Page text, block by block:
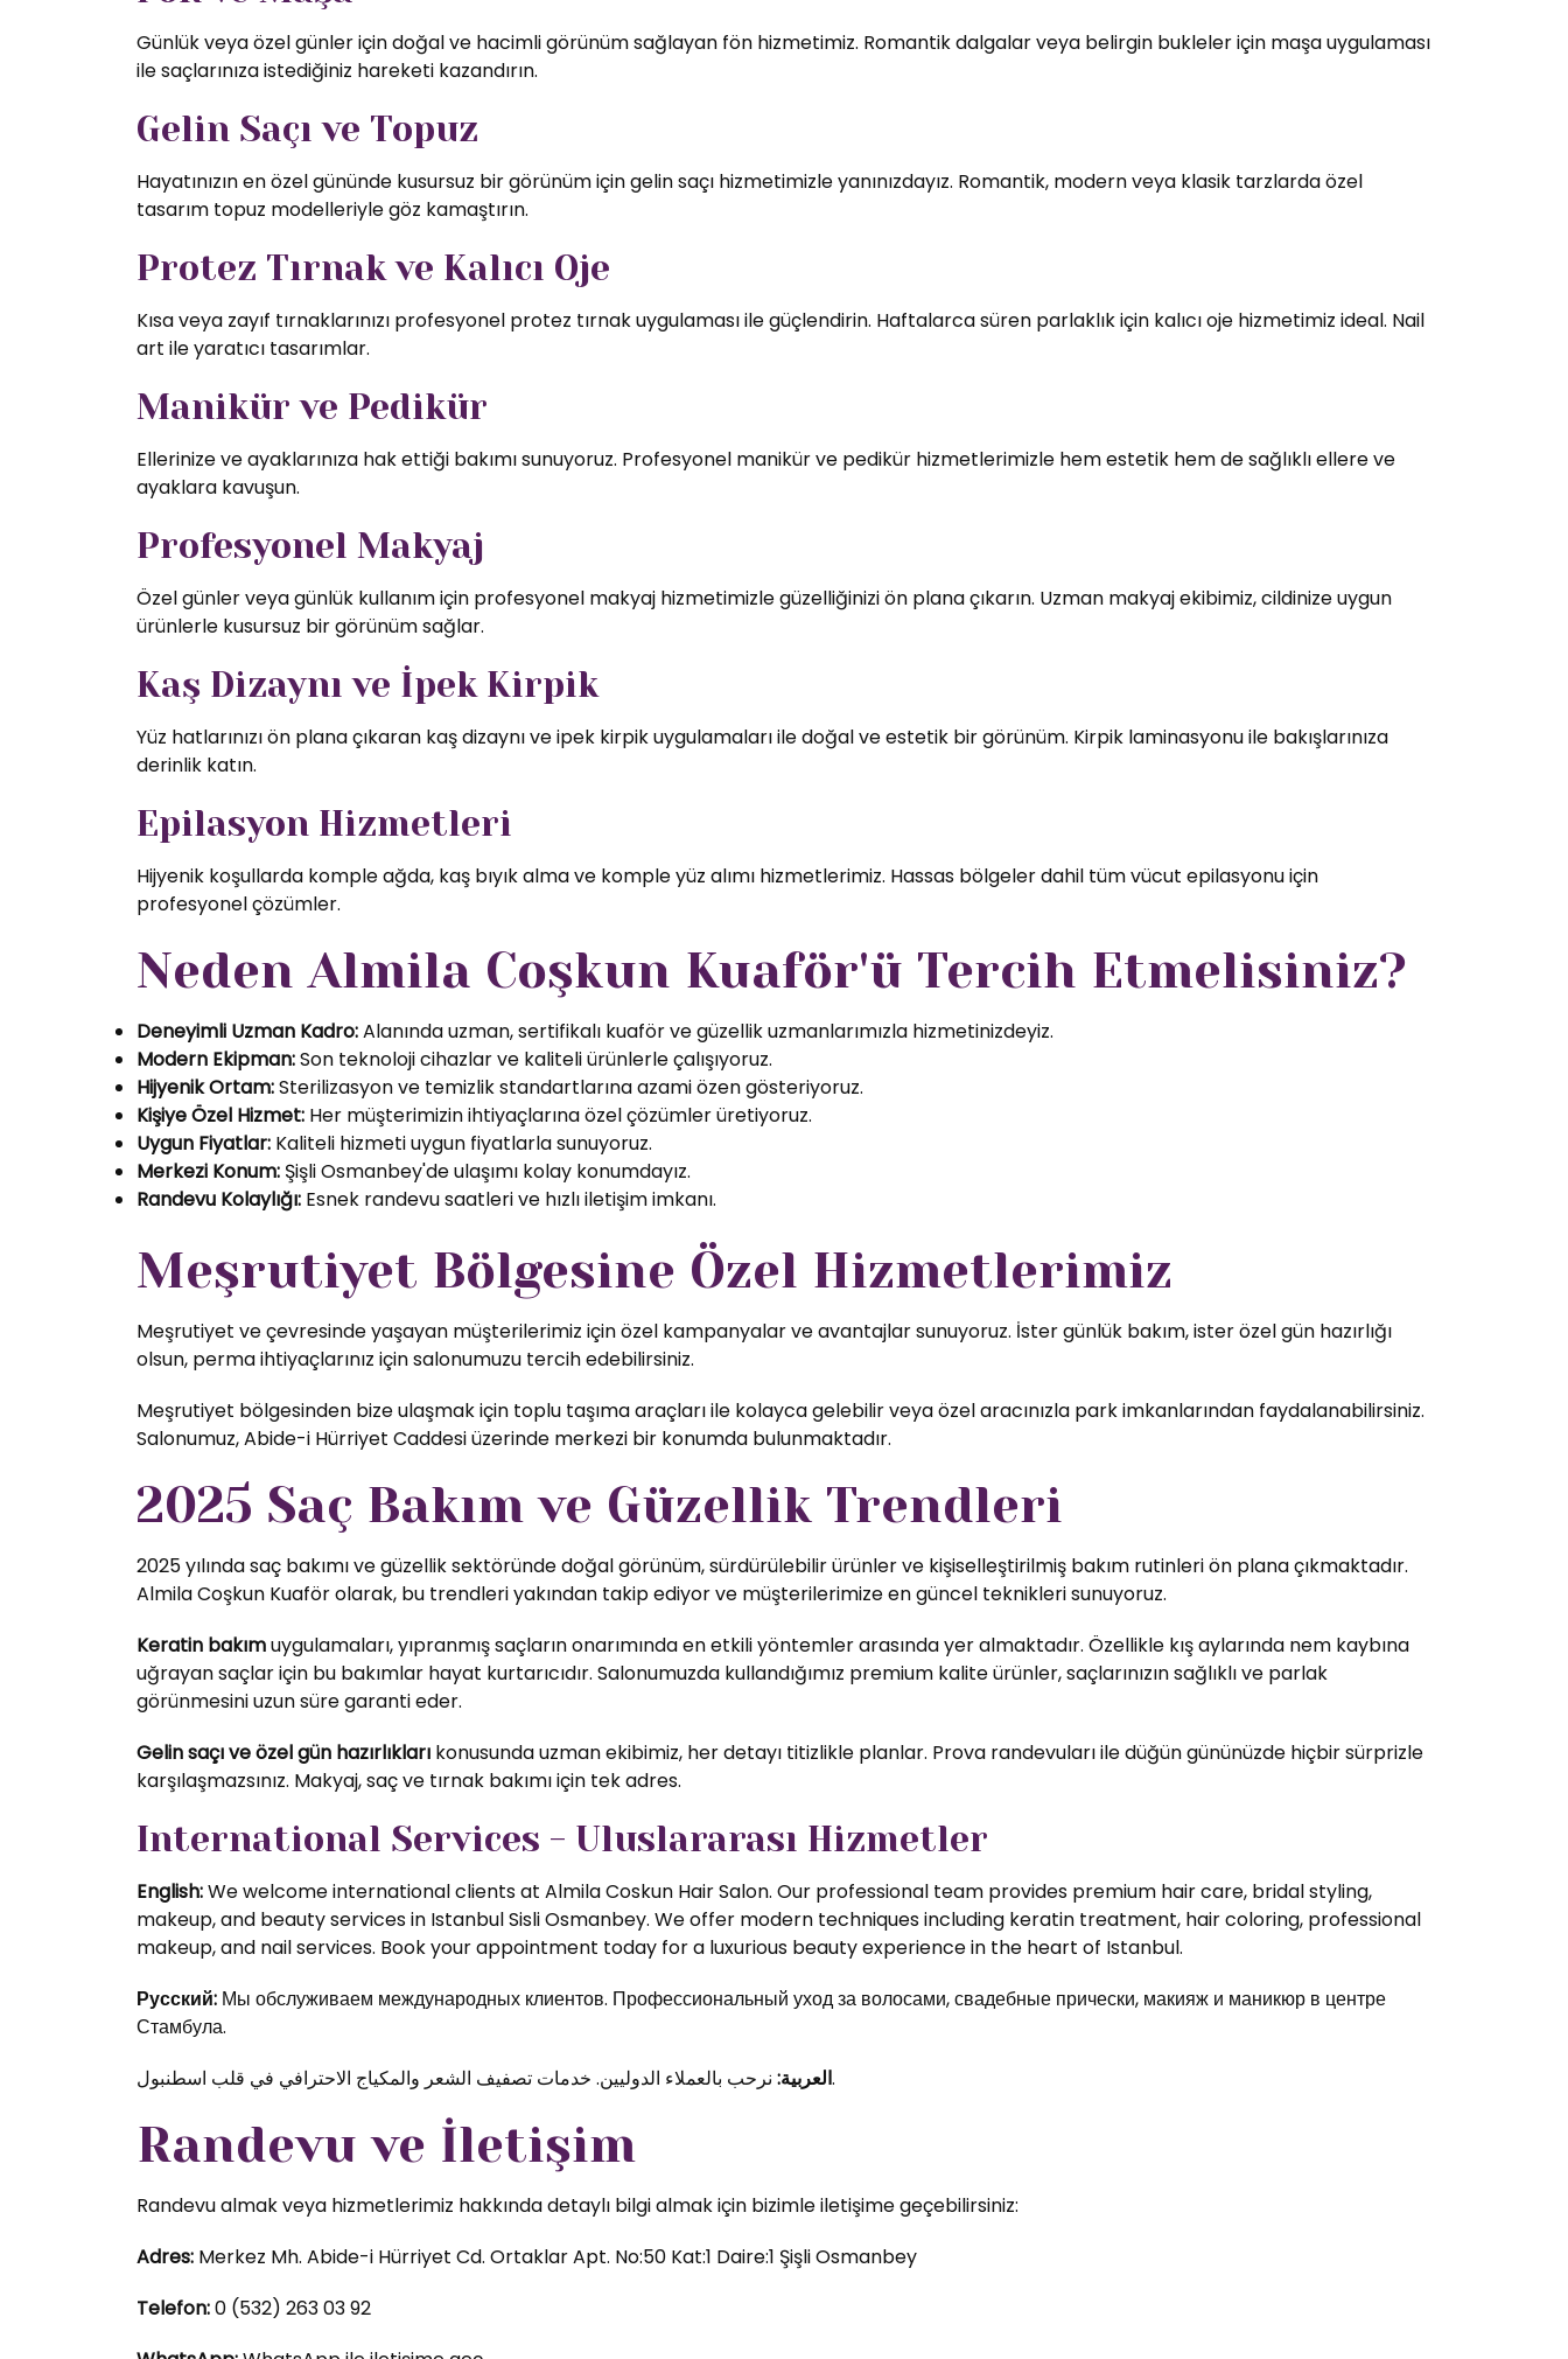
Günlük veya özel günler için doğal ve hacimli görünüm sağlayan fön hizmetimiz. Romantik dalgalar veya belirgin bukleler için maşa uygulaması
ile saçlarınıza istediğiniz hareketi kazandırın.
Gelin Saçı ve Topuz
Hayatınızın en özel gününde kusursuz bir görünüm için gelin saçı hizmetimizle yanınızdayız. Romantik, modern veya klasik tarzlarda özel
tasarım topuz modelleriyle göz kamaştırın.
Protez Tırnak ve Kalıcı Oje
Kısa veya zayıf tırnaklarınızı profesyonel protez tırnak uygulaması ile güçlendirin. Haftalarca süren parlaklık için kalıcı oje hizmetimiz ideal. Nail
art ile yaratıcı tasarımlar.
Manikür ve Pedikür
Ellerinize ve ayaklarınıza hak ettiği bakımı sunuyoruz. Profesyonel manikür ve pedikür hizmetlerimizle hem estetik hem de sağlıklı ellere ve
ayaklara kavuşun.
Profesyonel Makyaj
Özel günler veya günlük kullanım için profesyonel makyaj hizmetimizle güzelliğinizi ön plana çıkarın. Uzman makyaj ekibimiz, cildinize uygun
ürünlerle kusursuz bir görünüm sağlar.
Kaş Dizaynı ve İpek Kirpik
Yüz hatlarınızı ön plana çıkaran kaş dizaynı ve ipek kirpik uygulamaları ile doğal ve estetik bir görünüm. Kirpik laminasyonu ile bakışlarınıza
derinlik katın.
Epilasyon Hizmetleri
Hijyenik koşullarda komple ağda, kaş bıyık alma ve komple yüz alımı hizmetlerimiz. Hassas bölgeler dahil tüm vücut epilasyonu için
profesyonel çözümler.
Neden Almila Coşkun Kuaför'ü Tercih Etmelisiniz?
Deneyimli Uzman Kadro:Alanında uzman, sertifikalı kuaför ve güzellik uzmanlarımızla hizmetinizdeyiz.
Modern Ekipman:Son teknoloji cihazlar ve kaliteli ürünlerle çalışıyoruz.
Hijyenik Ortam:Sterilizasyon ve temizlik standartlarına azami özen gösteriyoruz.
Kişiye Özel Hizmet: Her müşterimizin ihtiyaçlarına özel çözümler üretiyoruz.
Uygun Fiyatlar: Kaliteli hizmeti uygun fiyatlarla sunuyoruz.
Merkezi Konum: Şişli Osmanbey'de ulaşımı kolay konumdayız.
Randevu Kolaylığı: Esnek randevu saatleri ve hızlı iletişim imkanı.
Meşrutiyet Bölgesine Özel Hizmetlerimiz
Meşrutiyet ve çevresinde yaşayan müşterilerimiz için özel kampanyalar ve avantajlar sunuyoruz. İster günlük bakım, ister özel gün hazırlığı
olsun, perma ihtiyaçlarınız için salonumuzu tercih edebilirsiniz.
Meşrutiyet bölgesinden bize ulaşmak için toplu taşıma araçları ile kolayca gelebilir veya özel aracınızla park imkanlarından faydalanabilirsiniz.
Salonumuz, Abide-i Hürriyet Caddesi üzerinde merkezi bir konumda bulunmaktadır.
2025 Saç Bakım ve Güzellik Trendleri
2025 yılında saç bakımı ve güzellik sektöründe doğal görünüm, sürdürülebilir ürünler ve kişiselleştirilmiş bakım rutinleri ön plana çıkmaktadır.
Almila Coşkun Kuaför olarak, bu trendleri yakından takip ediyor ve müşterilerimize en güncel teknikleri sunuyoruz.
Keratin bakımuygulamaları, yıpranmış saçların onarımında en etkili yöntemler arasında yer almaktadır. Özellikle kış aylarında nem kaybına
uğrayan saçlar için bu bakımlar hayat kurtarıcıdır. Salonumuzda kullandığımız premium kalite ürünler, saçlarınızın sağlıklı ve parlak
görünmesini uzun süre garanti eder.
Gelin saçı ve özel gün hazırlıkları konusunda uzman ekibimiz, her detayı titizlikle planlar. Prova randevuları ile düğün gününüzde hiçbir sürprizle
karşılaşmazsınız. Makyaj, saç ve tırnak bakımı için tek adres.
International Services - Uluslararası Hizmetler
English:We welcome international clients at Almila Coskun Hair Salon. Our professional team provides premium hair care, bridal styling,
makeup, and beauty services in Istanbul Sisli Osmanbey. We offer modern techniques including keratin treatment, hair coloring, professional
makeup, and nail services. Book your appointment today for a luxurious beauty experience in the heart of Istanbul.
Русский: Мы обслуживаем международных клиентов. Профессиональный уход за волосами, свадебные прически, макияж и маникюр в центре
Стамбула.
العربية:نرحب بالعملاء الدوليين. خدمات تصفيف الشعر والمكياج الاحترافي في قلب اسطنبول.
Randevu ve İletişim
Randevu almak veya hizmetlerimiz hakkında detaylı bilgi almak için bizimle iletişime geçebilirsiniz:
Adres: Merkez Mh. Abide-i Hürriyet Cd. Ortaklar Apt. No:50 Kat:1 Daire:1 Şişli Osmanbey
Telefon:0 (532) 263 03 92